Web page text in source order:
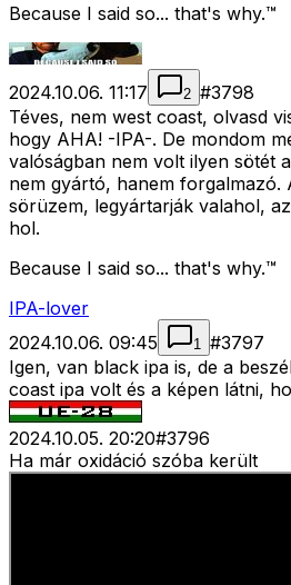
Because I said so... that's why.™
2024.10.06. 11:17 2 #3798
Téves, nem west coast, olvasd
hogy AHA! -IPA-. De mondom
valóságban nem volt ilyen sötét
nem gyártó, hanem forgalmazó.
sörüzem, legyártarják valahol,
hol.
Because I said so... that's why.™
IPA-lover
2024.10.06. 09:45
1 #3797
Igen, van black ipa is, de a
coast ipa volt és a képen látni,
2024.10.05. 20:20#3796
Ha már oxidáció szóba került